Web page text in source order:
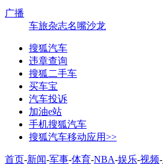
广播
车旅杂志名嘴沙龙
搜狐汽车
违章查询
搜狐二手车
买车宝
汽车投诉
加油e站
手机搜狐汽车
搜狐汽车移动应用>>
首页-新闻-军事-体育-NBA-娱乐-视频-